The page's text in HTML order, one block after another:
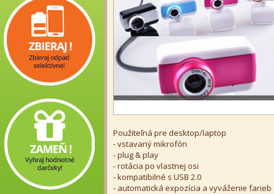
Použiteľná pre desktop/laptop
- vstavaný mikrofón
- plug & play
- rotácia po vlastnej osi
- kompatibilné s USB 2.0
- automatická expozícia a vyváženie farieb